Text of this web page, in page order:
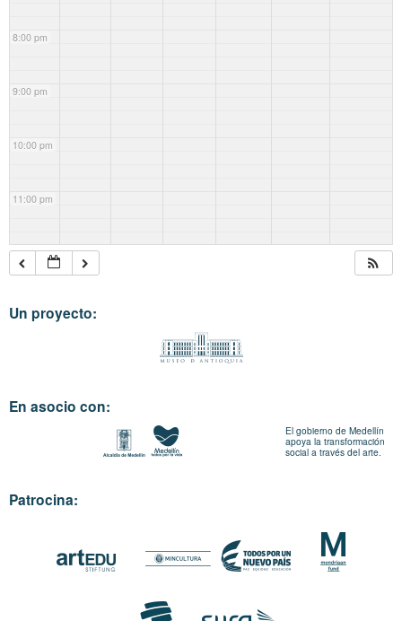
8:00 pm
9:00 pm
10:00 pm
11:00 pm
Un proyecto:
En asocio con:
El gobierno de Medellín
apoya la transformación
social a través del arte.
Patrocina: